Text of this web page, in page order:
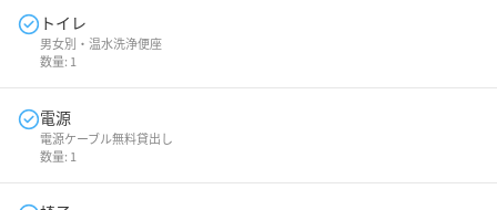
トイレ
男女別・温水洗浄便座
数量: 1
電源
電源ケーブル無料貸出し
数量: 1